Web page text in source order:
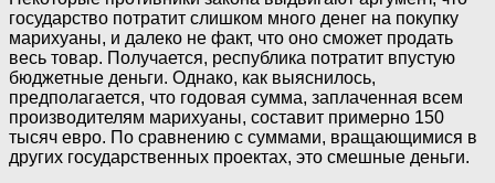
государство потратит слишком много денег на покупку
марихуаны, и далеко не факт, что оно сможет продать
весь товар. Получается, республика потратит впустую
бюджетные деньги. Однако, как выяснилось,
предполагается, что годовая сумма, заплаченная всем
производителям марихуаны, составит примерно 150
тысяч евро. По сравнению с суммами, вращающимися в
других государственных проектах, это смешные деньги.